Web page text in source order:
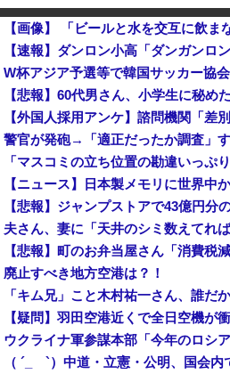
【画像】 「ビールと水を交互に飲
廃止すべき地方空港は？！